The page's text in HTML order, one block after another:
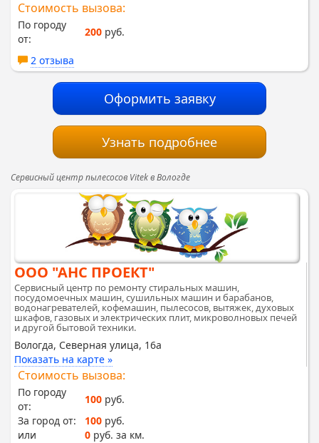
Стоимость вызова:
По городу
от:
200 руб.
2 отзыва
Оформить заявку
Узнать подробнее
Сервисный центр пылесосов Vitek в Вологде
ООО "АНС ПРОЕКТ"
Сервисный центр по ремонту стиральных машин,
посудомоечных машин, сушильных машин и барабанов,
водонагревателей, кофемашин, пылесосов, вытяжек, духовых
шкафов, газовых и электрических плит, микроволновых печей
и другой бытовой техники.
Вологда, Северная улица, 16а
Показать на карте »
Стоимость вызова:
По городу
от:
100 руб.
За город от:
100 руб.
или
0 руб. за км.